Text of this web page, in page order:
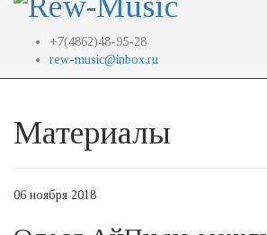
+7(4862)48-95-28
rew-music@inbox.ru
Материалы
06 ноября 2018